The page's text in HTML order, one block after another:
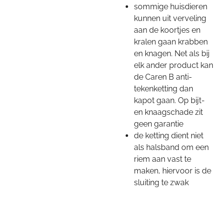
sommige huisdieren
kunnen uit verveling
aan de koortjes en
kralen gaan krabben
en knagen. Net als bij
elk ander product kan
de Caren B anti-
tekenketting dan
kapot gaan. Op bijt-
en knaagschade zit
geen garantie
de ketting dient niet
als halsband om een
riem aan vast te
maken, hiervoor is de
sluiting te zwak